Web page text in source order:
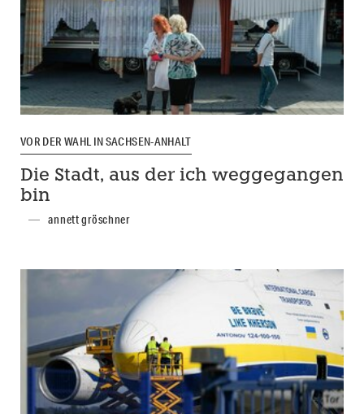
VOR DER WAHL IN SACHSEN-ANHALT
Die Stadt, aus der ich weggegangen
bin
annett gröschner